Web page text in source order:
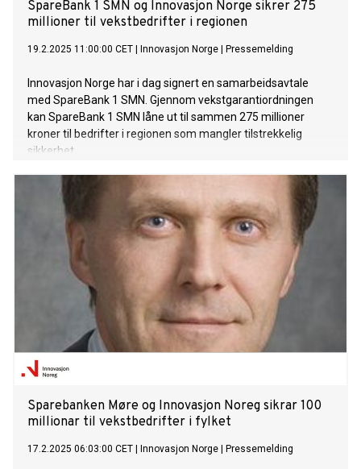
SpareBank 1 SMN og Innovasjon Norge sikrer 275
millioner til vekstbedrifter i regionen
19.2.2025 11:00:00 CET Innovasjon Norge Pressemelding
Innovasjon Norge har i dag signert en samarbeidsavtale
med SpareBank 1 SMN. Gjennom vekstgarantiordningen
kan SpareBank 1 SMN låne ut til sammen 275 millioner
kroner til bedrifter i regionen som mangler tilstrekkelig
sikkerhet.
Sparebanken Møre og Innovasjon Noreg sikrar 100
millionar til vekstbedrifter i fylket
17.2.2025 06:03:00 CET Innovasjon Norge Pressemelding